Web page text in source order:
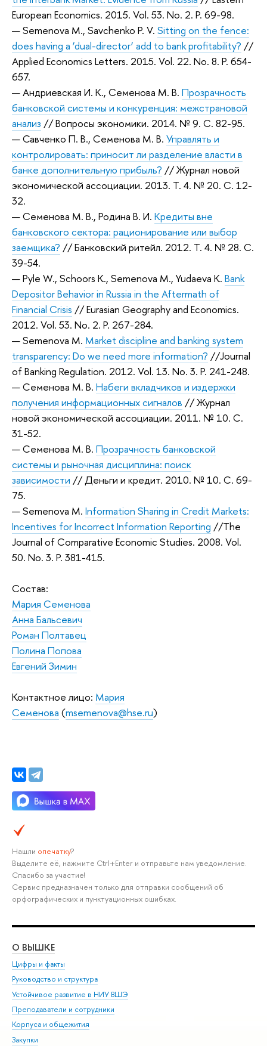
European Economics. 2015. Vol. 53. No. 2. P. 69-98.
— Semenova M., Savchenko P. V. Sitting on the fence:
does having a ‘dual-director’ add to bank profitability? //
Applied Economics Letters. 2015. Vol. 22. No. 8. P. 654-
657.
— Андриевская И. К., Семенова М. В. Прозрачность
банковской системы и конкуренция: межстрановой
анализ // Вопросы экономики. 2014. № 9. С. 82-95.
— Савченко П. В., Семенова М. В. Управлять и
контролировать: приносит ли разделение власти в
банке дополнительную прибыль? // Журнал новой
экономической ассоциации. 2013. Т. 4. № 20. С. 12-
32.
— Семенова М. В., Родина В. И. Кредиты вне
банковского сектора: рационирование или выбор
заемщика? // Банковский ритейл. 2012. Т. 4. № 28. С.
39-54.
— Pyle W., Schoors K., Semenova M., Yudaeva K. Bank
Depositor Behavior in Russia in the Aftermath of
Financial Crisis // Eurasian Geography and Economics.
2012. Vol. 53. No. 2. P. 267-284.
— Semenova M. Market discipline and banking system
transparency: Do we need more information? //Journal
of Banking Regulation. 2012. Vol. 13. No. 3. P. 241-248.
— Семенова М. В. Набеги вкладчиков и издержки
получения информационных сигналов // Журнал
новой экономической ассоциации. 2011. № 10. С.
31-52.
— Семенова М. В. Прозрачность банковской
системы и рыночная дисциплина: поиск
зависимости // Деньги и кредит. 2010. № 10. С. 69-
75.
— Semenova M. Information Sharing in Credit Markets:
Incentives for Incorrect Information Reporting //The
Journal of Comparative Economic Studies. 2008. Vol.
50. No. 3. P. 381-415.
Состав:
Мария Семенова
Анна Бальсевич
Роман Полтавец
Полина Попова
Евгений Зимин
Контактное лицо: Мария
Семенова (msemenova@hse.ru)
Нашли опечатку?
Выделите её, нажмите Ctrl+Enter и отправьте нам уведомление.
Спасибо за участие!
Сервис предназначен только для отправки сообщений об
орфографических и пунктуационных ошибках.
О ВЫШКЕ
Цифры и факты
Руководство и структура
Устойчивое развитие в НИУ ВШЭ
Преподаватели и сотрудники
Корпуса и общежития
Закупки